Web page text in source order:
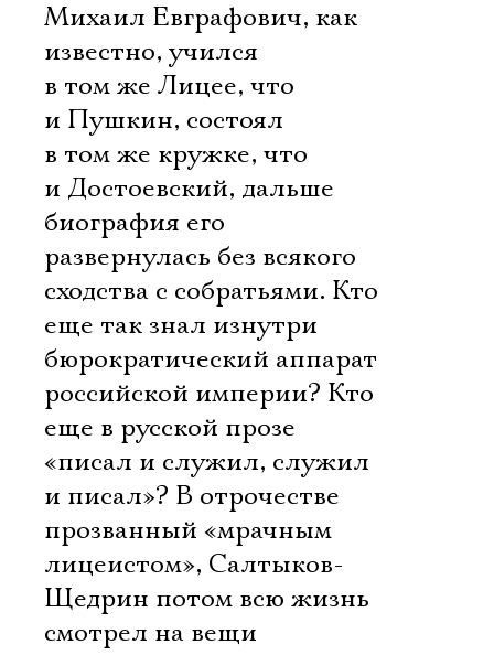
Михаил Евграфович, как
известно, учился
в том же Лицее, что
и Пушкин, состоял
в том же кружке, что
и Достоевский, дальше
биография его
развернулась без всякого
сходства с собратьями. Кто
еще так знал изнутри
бюрократический аппарат
российской империи? Кто
еще в русской прозе
«писал и служил, служил
и писал»? В отрочестве
прозванный «мрачным
лицеистом», Салтыков-
Щедрин потом всю жизнь
смотрел на вещи